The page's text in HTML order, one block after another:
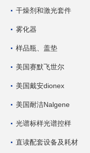
干燥剂和激光套件
雾化器
样品瓶、盖垫
美国赛默飞世尔
美国戴安dionex
美国耐洁Nalgene
光谱标样光谱控样
直读配套设备及耗材